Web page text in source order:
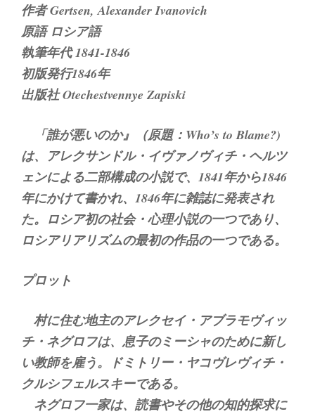
作者 Gertsen, Alexander Ivanovich
原語 ロシア語
執筆年代 1841-1846
初版発行1846年
出版社 Otechestvennye Zapiski
「誰が悪いのか』（原題：Who’s to Blame?)
は、アレクサンドル・イヴァノヴィチ・ヘルツ
ェンによる二部構成の小説で、1841年から1846
年にかけて書かれ、1846年に雑誌に発表され
た。ロシア初の社会・心理小説の一つであり、
ロシアリアリズムの最初の作品の一つである。
プロット
村に住む地主のアレクセイ・アブラモヴィッ
チ・ネグロフは、息子のミーシャのために新し
い教師を雇う。ドミトリー・ヤコヴレヴィチ・
クルシフェルスキーである。
ネグロフ一家は、読書やその他の知的探求に